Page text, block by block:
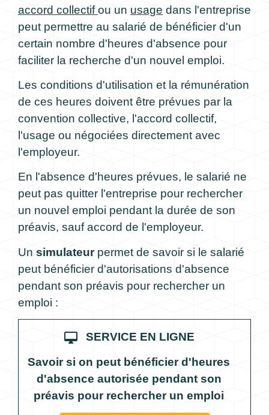
accord collectifou un usage dans l'entreprise
peut permettre au salarié de bénéficier d'un
certain nombre d'heures d'absence pour
faciliter la recherche d'un nouvel emploi.
Les conditions d'utilisation et la rémunération
de ces heures doivent être prévues par la
convention collective, l'accord collectif,
l'usage ou négociées directement avec
l'employeur.
En l'absence d'heures prévues, le salarié ne
peut pas quitter l'entreprise pour rechercher
un nouvel emploi pendant la durée de son
préavis, sauf accord de l'employeur.
Un simulateurpermet de savoir si le salarié
peut bénéficier d'autorisations d'absence
pendant son préavis pour rechercher un
emploi :
desktop_mac
SERVICE EN LIGNE
Savoir si on peut bénéficier d'heures
d'absence autorisée pendant son
préavis pour rechercher un emploi